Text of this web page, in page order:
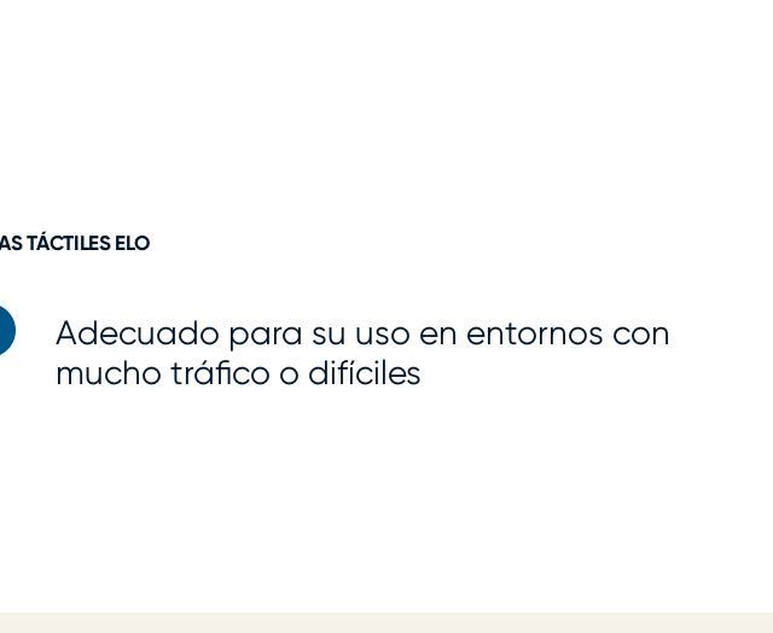
TÁCTILES ELO
Adecuado para su uso en entornos con
mucho tráfico o difíciles